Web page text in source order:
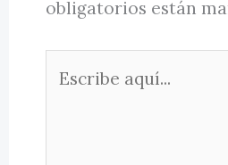
obligatorios están